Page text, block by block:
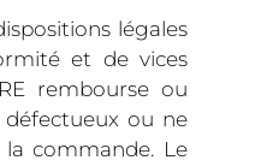
légales
et de vices
rembourse ou
ou ne
commande. Le